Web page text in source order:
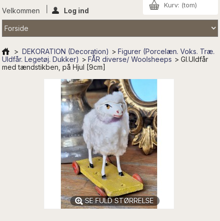
Kurv: (tom)
Velkommen Log ind
> DEKORATION (Decoration) > Figurer (Porcelæn. Voks. Træ.
Uldfår. Legetøj. Dukker) > FÅR diverse/ Woolsheeps > Gl.Uldfår
med tændstikben, på Hjul [9cm]
SE FULD STØRRELSE